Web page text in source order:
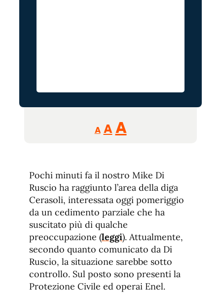
A
Reducir
tamaño
A Restablecer
fuente
AAumentar
de
fuente.
Pochi minuti fa il nostro Mike Di
Ruscio ha raggiunto l’area della diga
Cerasoli, interessata oggi pomeriggio
da un cedimento parziale che ha
suscitato più di qualche
preoccupazione (leggi). Attualmente,
secondo quanto comunicato da Di
Ruscio, la situazione sarebbe sotto
controllo. Sul posto sono presenti la
Protezione Civile ed operai Enel.